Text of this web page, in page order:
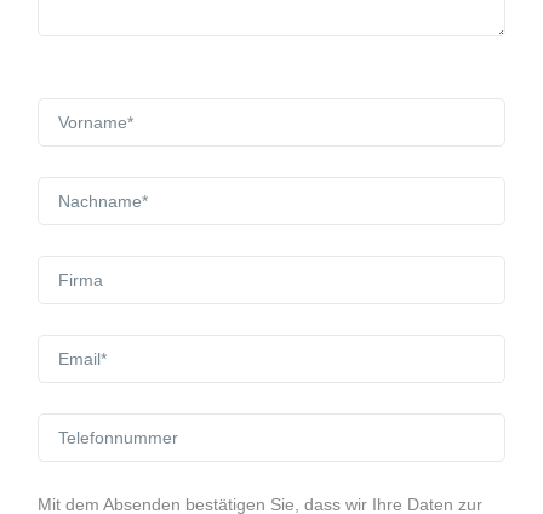
Mit dem Absenden bestätigen Sie, dass wir Ihre Daten zur